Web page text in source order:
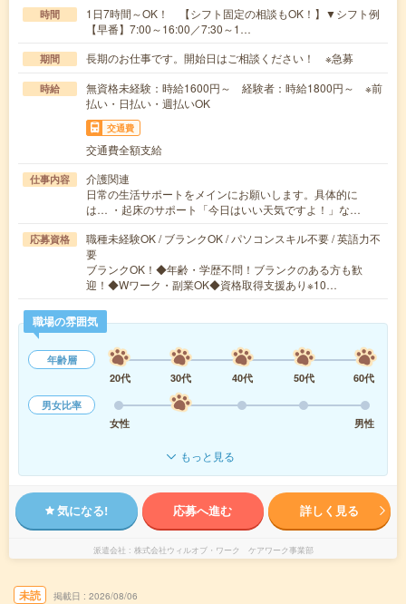
時間
1日7時間～OK！ 【シフト固定の相談もOK！】▼シフト例
【早番】7:00～16:00／7:30～1…
期間 長期のお仕事です。開始日はご相談ください！ ※急募
時給
無資格未経験：時給1600円～ 経験者：時給1800円～ ※前
払い・日払い・週払いOK
交通費
交通費全額支給
仕事内容
介護関連
日常の生活サポートをメインにお願いします。具体的に
は… ・起床のサポート「今日はいい天気ですよ！」な…
応募資格
職種未経験OK / ブランクOK / パソコンスキル不要 / 英語力不
要
ブランクOK！◆年齢・学歴不問！ブランクのある方も歓
迎！◆Wワーク・副業OK◆資格取得支援あり※10…
職場の雰囲気
年齢層
20代
30代 40代 50代
60代
男女比率
女性
男性
もっと見る
気になる! 応募へ進む 詳しく見る
派遣会社 株式会社ウィルオブ・ワーク ケアワーク事業部
未読 掲載日 2026/08/06